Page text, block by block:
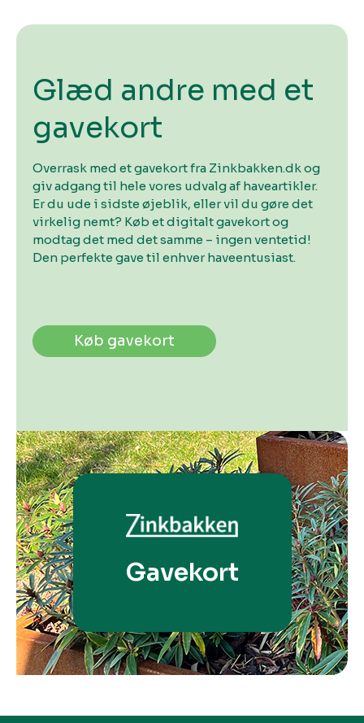
Glæd andre med et
gavekort
Overrask med et gavekort fra Zinkbakken.dk og
giv adgang til hele vores udvalg af haveartikler.
Er du ude i sidste øjeblik, eller vil du gøre det
virkelig nemt? Køb et digitalt gavekort og
modtag det med det samme – ingen ventetid!
Den perfekte gave til enhver haveentusiast.
Køb gavekort
Gavekort